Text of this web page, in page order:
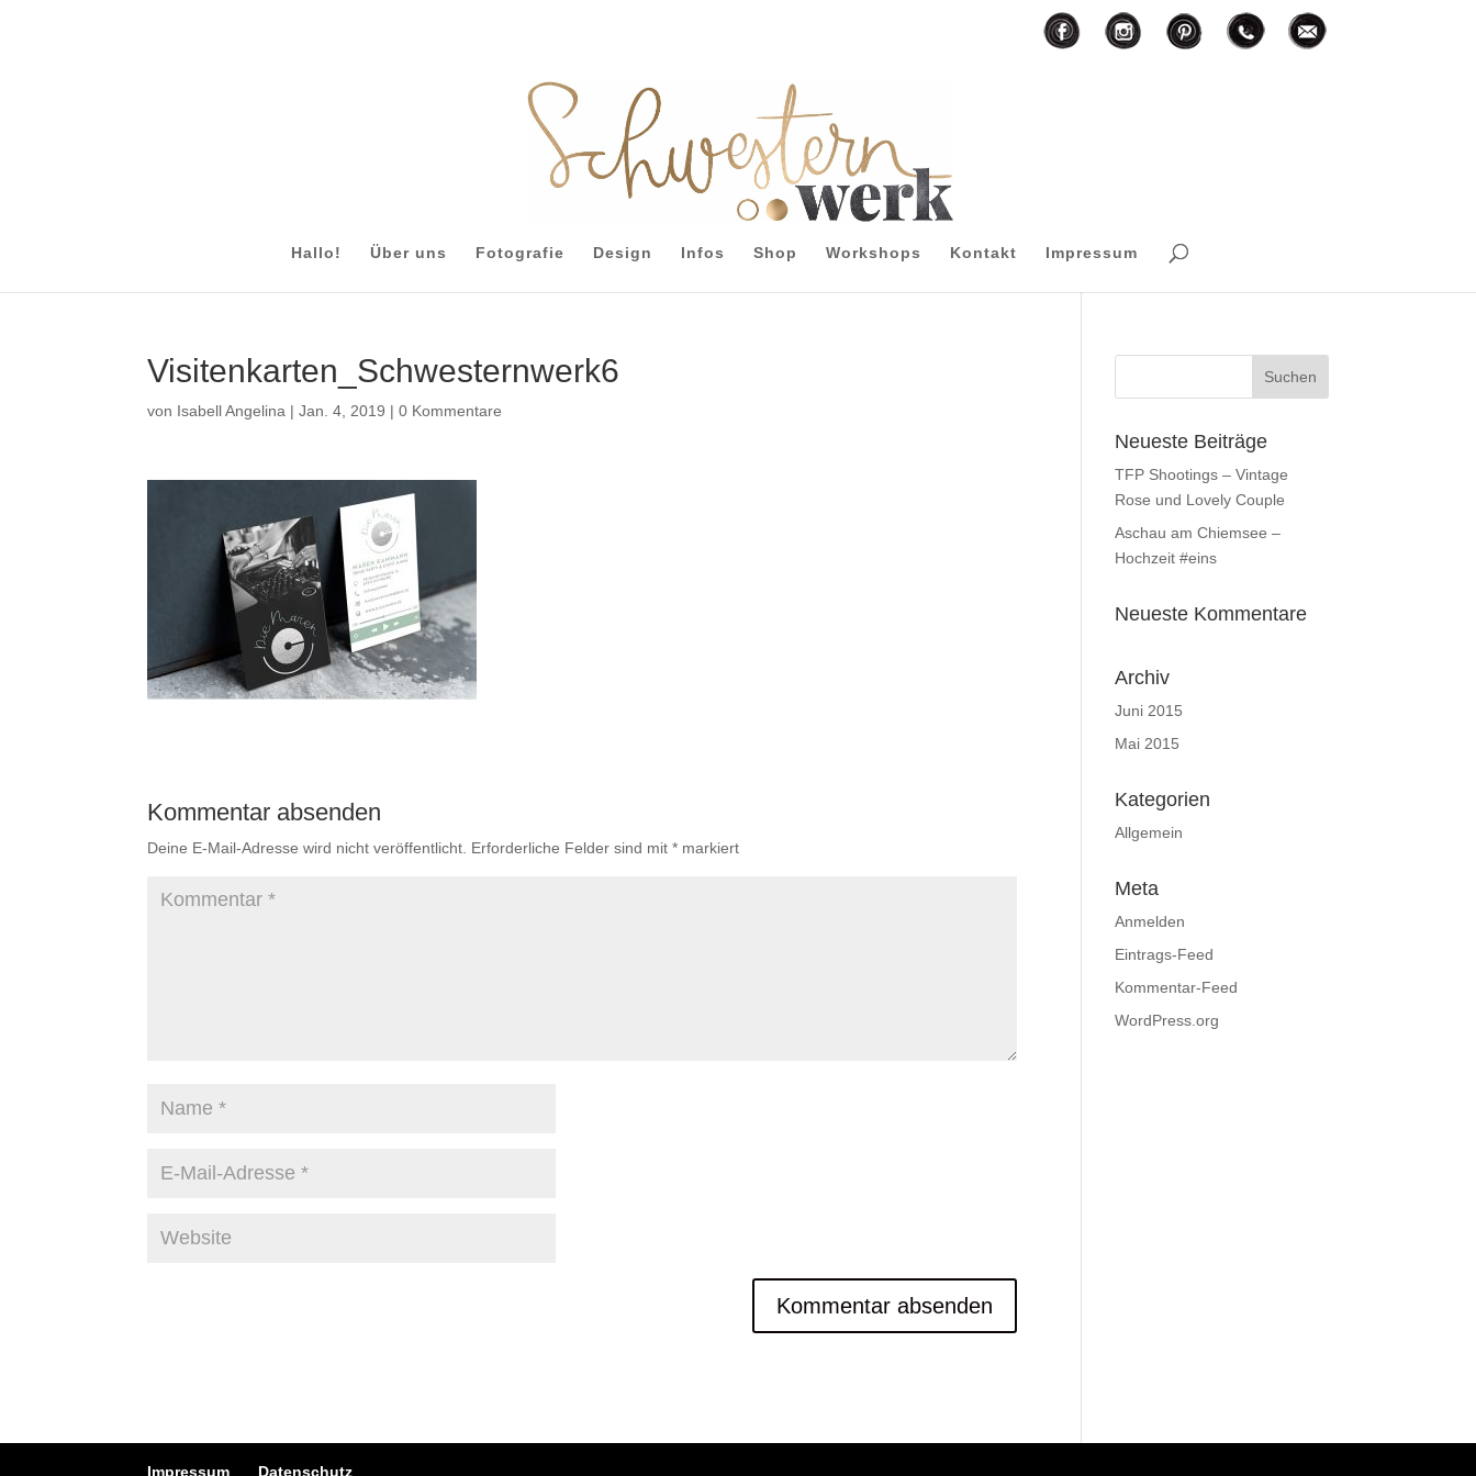
Hallo! Über uns Fotografie Design Infos Shop Workshops Kontakt Impressum
Visitenkarten_Schwesternwerk6
von Isabell Angelina |Jan. 4, 2019 |0 Kommentare
Kommentar absenden
Deine E-Mail-Adresse wird nicht veröffentlicht. Erforderliche Felder sind mit* markiert
Neueste Beiträge
TFP Shootings – Vintage
Rose und Lovely Couple
Aschau am Chiemsee –
Hochzeit #eins
Neueste Kommentare
Archiv
Juni 2015
Mai 2015
Kategorien
Allgemein
Meta
Anmelden
Eintrags-Feed
Kommentar-Feed
WordPress.org
Impressum Datenschutz